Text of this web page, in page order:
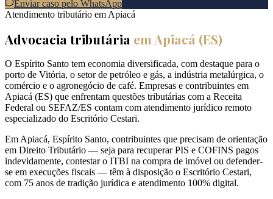
Enviar caso pelo WhatsApp
Atendimento tributário em Apiacá
Advocacia tributária em Apiacá (ES)
O Espírito Santo tem economia diversificada, com destaque para o
porto de Vitória, o setor de petróleo e gás, a indústria metalúrgica, o
comércio e o agronegócio de café. Empresas e contribuintes em
Apiacá (ES) que enfrentam questões tributárias com a Receita
Federal ou SEFAZ/ES contam com atendimento jurídico remoto
especializado do Escritório Cestari.
Em Apiacá, Espírito Santo, contribuintes que precisam de orientação
em Direito Tributário — seja para recuperar PIS e COFINS pagos
indevidamente, contestar o ITBI na compra de imóvel ou defender-
se em execuções fiscais — têm à disposição o Escritório Cestari,
com 75 anos de tradição jurídica e atendimento 100% digital.